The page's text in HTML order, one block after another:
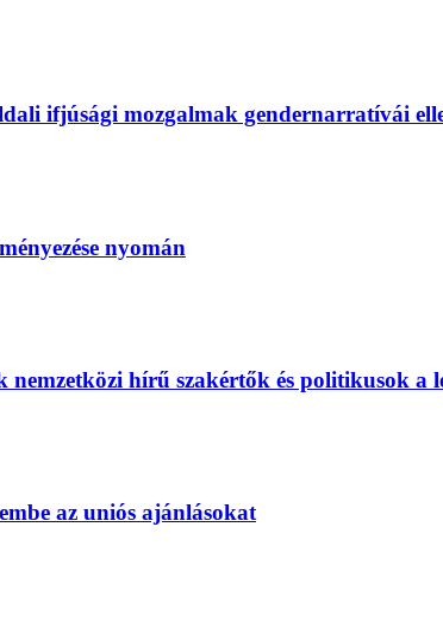
ifjúsági mozgalmak gendernarratívái
nyomán
hírű szakértők és politikusok
az uniós ajánlásokat